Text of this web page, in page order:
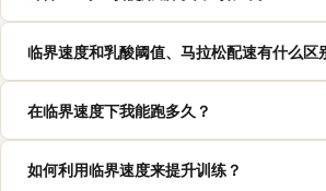
临界速度和乳酸阈值、马拉松配速有什么区
在临界速度下我能跑多久？
如何利用临界速度来提升训练？